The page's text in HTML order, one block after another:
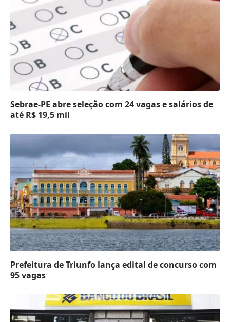
Sebrae-PE abre seleção com 24 vagas e salários de
até R$ 19,5 mil
Prefeitura de Triunfo lança edital de concurso com
95 vagas